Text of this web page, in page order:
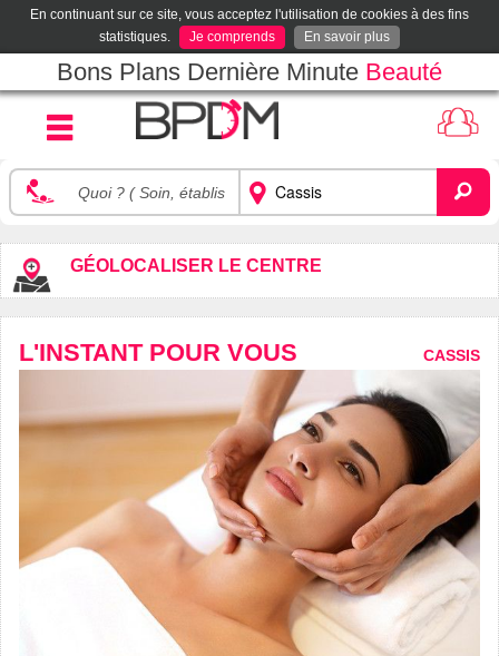
En continuant sur ce site, vous acceptez l'utilisation de cookies à des fins
statistiques.
Je comprends En savoir plus
Bons Plans Dernière Minute Beauté
GÉOLOCALISER LE CENTRE
L'INSTANT POUR VOUS CASSIS